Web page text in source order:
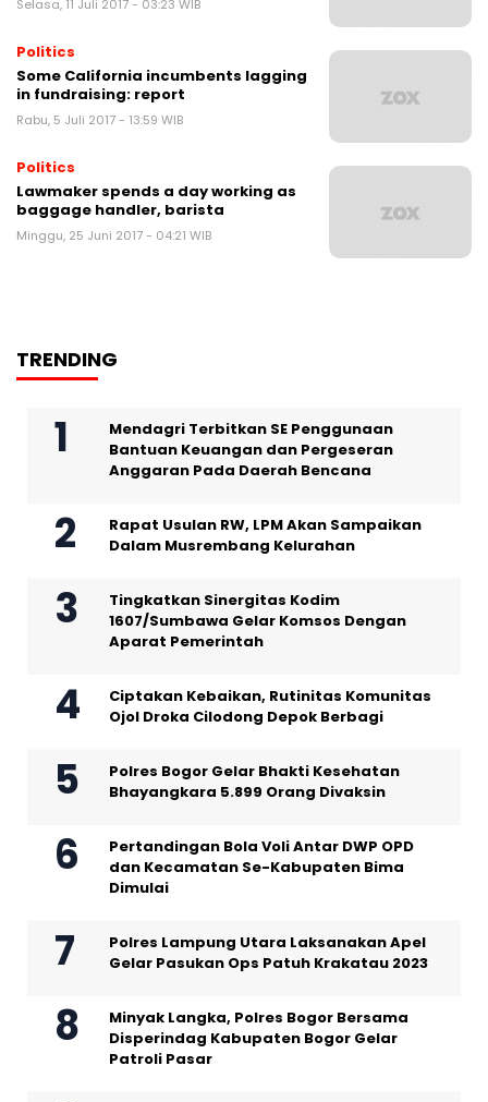
Selasa, 11 Juli 2017 - 03:23 WIB
Politics
Some California incumbents lagging
in fundraising: report
Rabu, 5 Juli 2017 - 13:59 WIB
Politics
Lawmaker spends a day working as
baggage handler, barista
Minggu, 25 Juni 2017 - 04:21 WIB
TRENDING
Mendagri Terbitkan SE Penggunaan
Bantuan Keuangan dan Pergeseran
Anggaran Pada Daerah Bencana
Rapat Usulan RW, LPM Akan Sampaikan
Dalam Musrembang Kelurahan
Tingkatkan Sinergitas Kodim
1607/Sumbawa Gelar Komsos Dengan
Aparat Pemerintah
Ciptakan Kebaikan, Rutinitas Komunitas
Ojol Droka Cilodong Depok Berbagi
Polres Bogor Gelar Bhakti Kesehatan
Bhayangkara 5.899 Orang Divaksin
Pertandingan Bola Voli Antar DWP OPD
dan Kecamatan Se-Kabupaten Bima
Dimulai
Polres Lampung Utara Laksanakan Apel
Gelar Pasukan Ops Patuh Krakatau 2023
Minyak Langka, Polres Bogor Bersama
Disperindag Kabupaten Bogor Gelar
Patroli Pasar